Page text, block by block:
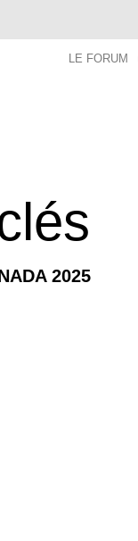
LE FORUM
2025